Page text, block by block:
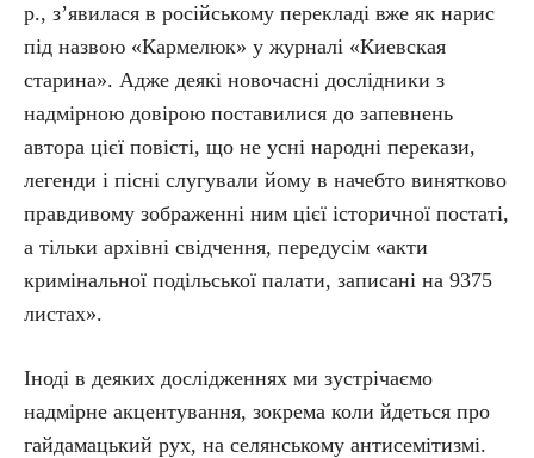
р., з’явилася в російському перекладі вже як нарис
під назвою «Кармелюк» у журналі «Киевская
старина». Адже деякі новочасні дослідники з
надмірною довірою поставилися до запевнень
автора цієї повісті, що не усні народні перекази,
легенди і пісні слугували йому в начебто винятково
правдивому зображенні ним цієї історичної постаті,
а тільки архівні свідчення, передусім «акти
кримінальної подільської палати, записані на 9375
листах».
Іноді в деяких дослідженнях ми зустрічаємо
надмірне акцентування, зокрема коли йдеться про
гайдамацький рух, на селянському антисемітизмі.